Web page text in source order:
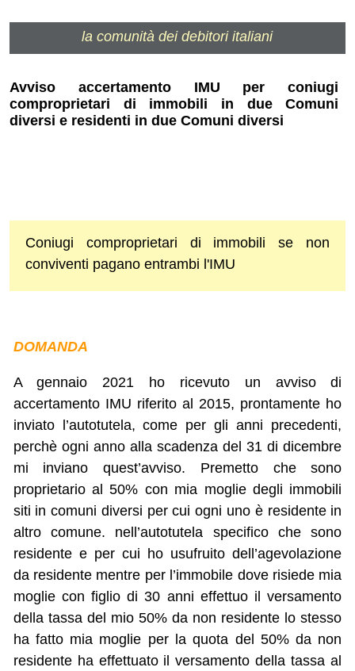
la comunità dei debitori italiani
Avviso accertamento IMU per coniugi
comproprietari di immobili in due Comuni
diversi e residenti in due Comuni diversi
Coniugi comproprietari di immobili se non
conviventi pagano entrambi l'IMU
DOMANDA
A gennaio 2021 ho ricevuto un avviso di
accertamento IMU riferito al 2015, prontamente ho
inviato l’autotutela, come per gli anni precedenti,
perchè ogni anno alla scadenza del 31 di dicembre
mi inviano quest’avviso. Premetto che sono
proprietario al 50% con mia moglie degli immobili
siti in comuni diversi per cui ogni uno è residente in
altro comune. nell’autotutela specifico che sono
residente e per cui ho usufruito dell’agevolazione
da residente mentre per l’immobile dove risiede mia
moglie con figlio di 30 anni effettuo il versamento
della tassa del mio 50% da non residente lo stesso
ha fatto mia moglie per la quota del 50% da non
residente ha effettuato il versamento della tassa al